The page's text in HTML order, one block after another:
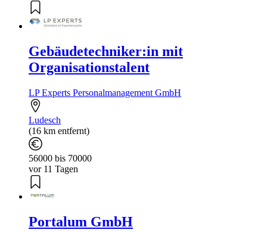
Gebäudetechniker:in mit
Organisationstalent
LP Experts Personalmanagement GmbH
Ludesch
(16 km entfernt)
56000 bis 70000
vor 11 Tagen
Portalum GmbH